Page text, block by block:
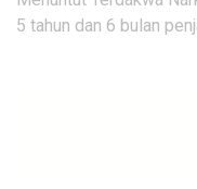
5 tahun dan 6 bulan